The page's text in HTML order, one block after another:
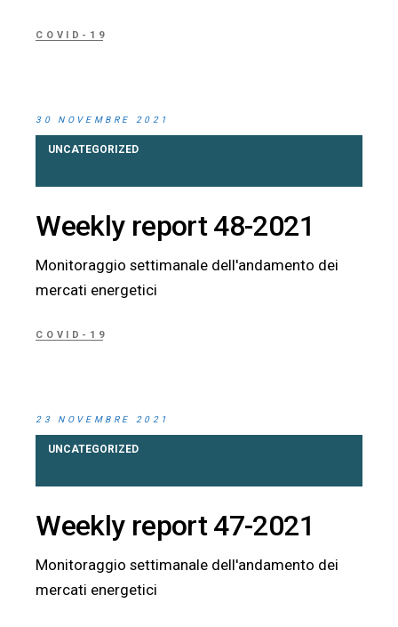
COVID-19
30 NOVEMBRE 2021
UNCATEGORIZED
Weekly report 48-2021
Monitoraggio settimanale dell'andamento dei
mercati energetici
COVID-19
23 NOVEMBRE 2021
UNCATEGORIZED
Weekly report 47-2021
Monitoraggio settimanale dell'andamento dei
mercati energetici